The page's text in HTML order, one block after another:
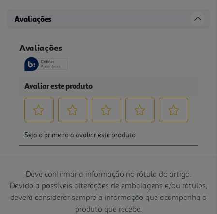
Avaliações
Deve confirmar a informação no rótulo do artigo.
Devido a possíveis alterações de embalagens e/ou rótulos,
deverá considerar sempre a informação que acompanha o
produto que recebe.